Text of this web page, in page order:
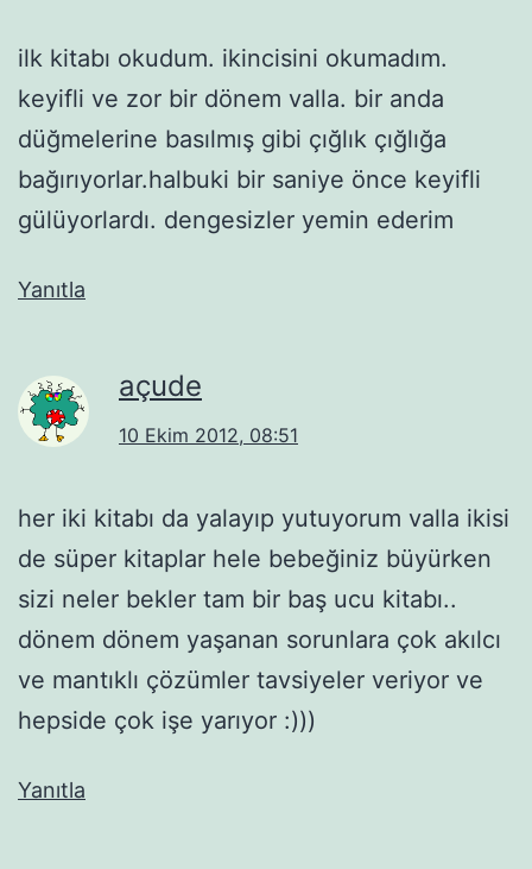
ilk kitabı okudum. ikincisini okumadım.
keyifli ve zor bir dönem valla. bir anda
düğmelerine basılmış gibi çığlık çığlığa
bağırıyorlar.halbuki bir saniye önce keyifli
gülüyorlardı. dengesizler yemin ederim
Yanıtla
açude
10 Ekim 2012, 08:51
her iki kitabı da yalayıp yutuyorum valla ikisi
de süper kitaplar hele bebeğiniz büyürken
sizi neler bekler tam bir baş ucu kitabı..
dönem dönem yaşanan sorunlara çok akılcı
ve mantıklı çözümler tavsiyeler veriyor ve
hepside çok işe yarıyor :)))
Yanıtla